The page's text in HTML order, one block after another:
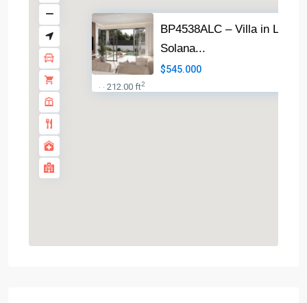
BP4538ALC – Villa in La
Solana...
$545.000
· · 212.00 ft2